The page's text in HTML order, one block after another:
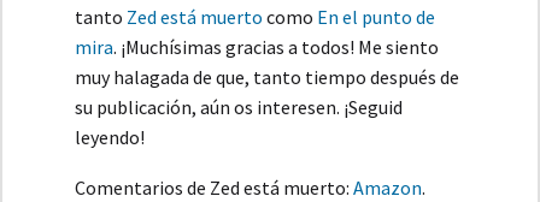
tanto Zed está muerto como En el punto de
mira. ¡Muchísimas gracias a todos! Me siento
muy halagada de que, tanto tiempo después de
su publicación, aún os interesen. ¡Seguid
leyendo!
Comentarios de Zed está muerto: Amazon.